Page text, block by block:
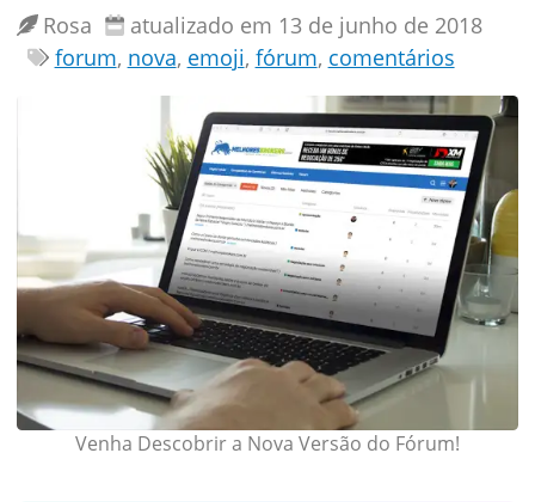
Rosa
atualizado em 13 de junho de 2018
forum, nova, emoji, fórum, comentários
Venha Descobrir a Nova Versão do Fórum!